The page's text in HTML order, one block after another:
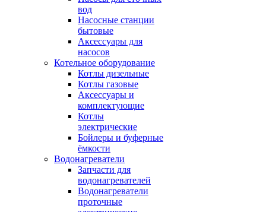
вод
Насосные станции
бытовые
Аксессуары для
насосов
Котельное оборудование
Котлы дизельные
Котлы газовые
Аксессуары и
комплектующие
Котлы
электрические
Бойлеры и буферные
ёмкости
Водонагреватели
Запчасти для
водонагревателей
Водонагреватели
проточные